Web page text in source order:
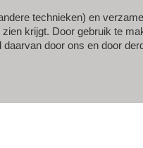
technieken) en
krijgt. Door gebruik te
door ons en door